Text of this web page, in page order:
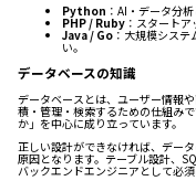
Python ：AI・データ分
PHP / Ruby ：スタート
Java / Go ：大規模シス
い。
データベースの知識
データベースとは、ユーザー情報
積・管理・検索するための仕組み
か」を中心に成り立っています。
正しい設計ができなければ、デー
原因となります。テーブル設計、
バックエンドエンジニアとして必須